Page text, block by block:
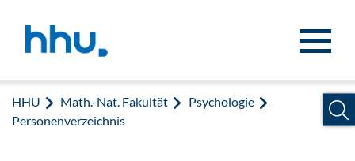
HHU Math.-Nat. Fakultät
Psychologie
Personenverzeichnis